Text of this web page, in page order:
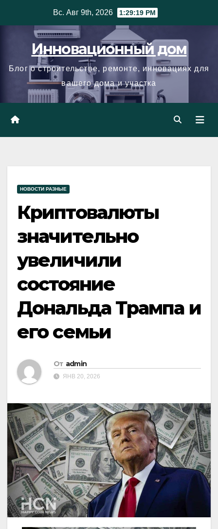
Вс. Авг 9th, 2026 1:29:20 PM
Инновационный дом
Блог о строительстве, ремонте, инновациях для
вашего дома и участка
НОВОСТИ РАЗНЫЕ
Криптовалюты
значительно
увеличили
состояние
Дональда Трампа и
его семьи
От admin
ЯНВ 20, 2026